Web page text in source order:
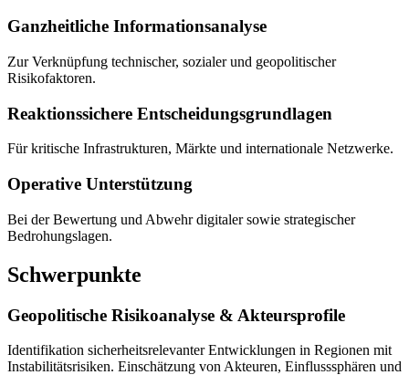
Ganzheitliche Informationsanalyse
Zur Verknüpfung technischer, sozialer und geopolitischer
Risikofaktoren.
Reaktionssichere Entscheidungsgrundlagen
Für kritische Infrastrukturen, Märkte und internationale Netzwerke.
Operative Unterstützung
Bei der Bewertung und Abwehr digitaler sowie strategischer
Bedrohungslagen.
Schwerpunkte
Geopolitische Risikoanalyse & Akteursprofile
Identifikation sicherheitsrelevanter Entwicklungen in Regionen mit
Instabilitätsrisiken. Einschätzung von Akteuren, Einflusssphären und